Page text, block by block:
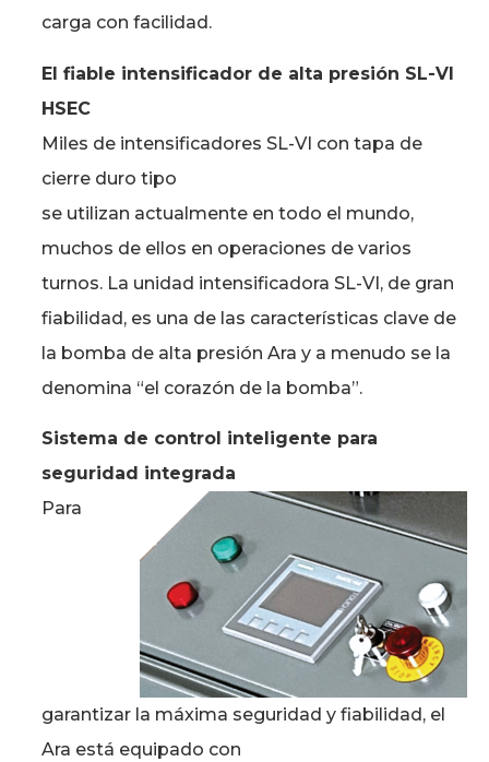
carga con facilidad.
El fiable intensificador de alta presión SL-VI
HSEC
Miles de intensificadores SL-VI con tapa de
cierre duro tipo
se utilizan actualmente en todo el mundo,
muchos de ellos en operaciones de varios
turnos. La unidad intensificadora SL-VI, de gran
fiabilidad, es una de las características clave de
la bomba de alta presión Ara y a menudo se la
denomina “el corazón de la bomba”.
Sistema de control inteligente para
seguridad integrada
Para
garantizar la máxima seguridad y fiabilidad, el
Ara está equipado con